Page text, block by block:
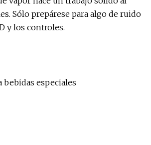
Sólo prepárese para algo de ruido
y los controles.
bebidas especiales